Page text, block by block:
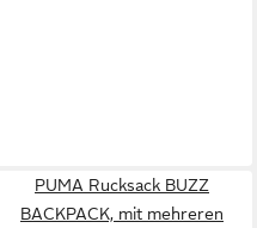
PUMA Rucksack BUZZ
BACKPACK, mit mehreren